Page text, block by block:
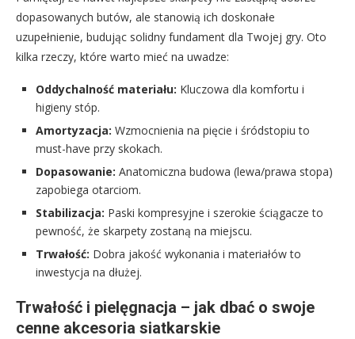
dopasowanych butów, ale stanowią ich doskonałe
uzupełnienie, budując solidny fundament dla Twojej gry. Oto
kilka rzeczy, które warto mieć na uwadze:
Oddychalność materiału: Kluczowa dla komfortu i
higieny stóp.
Amortyzacja: Wzmocnienia na pięcie i śródstopiu to
must-have przy skokach.
Dopasowanie: Anatomiczna budowa (lewa/prawa stopa)
zapobiega otarciom.
Stabilizacja: Paski kompresyjne i szerokie ściągacze to
pewność, że skarpety zostaną na miejscu.
Trwałość: Dobra jakość wykonania i materiałów to
inwestycja na dłużej.
Trwałość i pielęgnacja – jak dbać o swoje
cenne akcesoria siatkarskie